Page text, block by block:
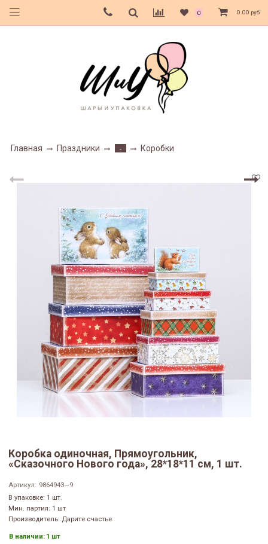
0 0.00 руб
Главная Праздники - Коробки
Коробка одиночная, Прямоугольник,
«Сказочного Нового года», 28*18*11 см, 1 шт.
Артикул: 9864943—9
В упаковке: 1 шт.
Мин. партия: 1 шт
Производитель: Дарите счастье
В наличии: 1 шт